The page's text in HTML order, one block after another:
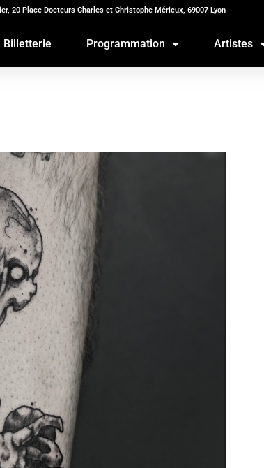
20 Place Docteurs Charles et Christophe Mérieux, 69007 Lyon
Billetterie Programmation Artistes